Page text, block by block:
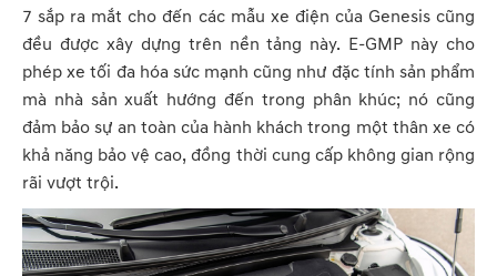
7 sắp ra mắt cho đến các mẫu xe điện của Genesis cũng
đều được xây dựng trên nền tảng này. E-GMP này cho
phép xe tối đa hóa sức mạnh cũng như đặc tính sản phẩm
mà nhà sản xuất hướng đến trong phân khúc; nó cũng
đảm bảo sự an toàn của hành khách trong một thân xe có
khả năng bảo vệ cao, đồng thời cung cấp không gian rộng
rãi vượt trội.